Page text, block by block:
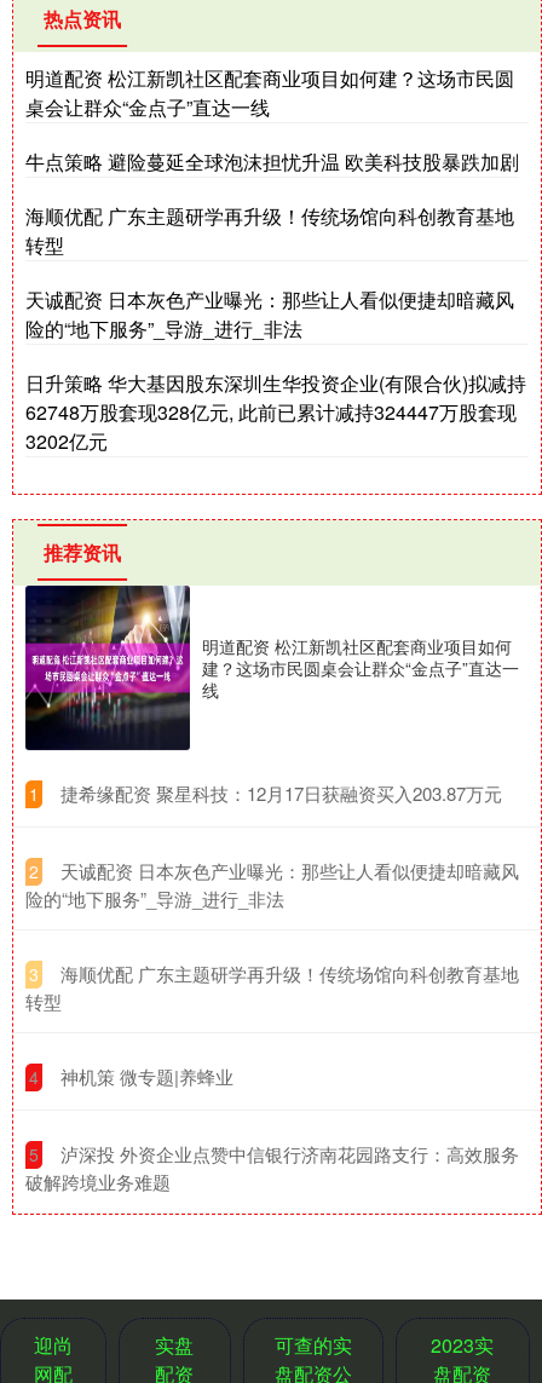
热点资讯
明道配资 松江新凯社区配套商业项目如何建？这场市民圆
桌会让群众“金点子”直达一线
牛点策略 避险蔓延全球泡沫担忧升温 欧美科技股暴跌加剧
海顺优配 广东主题研学再升级！传统场馆向科创教育基地
转型
天诚配资 日本灰色产业曝光：那些让人看似便捷却暗藏风
险的“地下服务”_导游_进行_非法
日升策略 华大基因股东深圳生华投资企业(有限合伙)拟减持
62748万股套现328亿元, 此前已累计减持324447万股套现
3202亿元
推荐资讯
明道配资 松江新凯社区配套商业项目如何
建？这场市民圆桌会让群众“金点子”直达一
线
1 ​捷希缘配资 聚星科技：12月17日获融资买入203.87万元
2
​天诚配资 日本灰色产业曝光：那些让人看似便捷却暗藏风
险的“地下服务”_导游_进行_非法
3
​海顺优配 广东主题研学再升级！传统场馆向科创教育基地
转型
4 ​神机策 微专题|养蜂业
5
​泸深投 外资企业点赞中信银行济南花园路支行：高效服务
破解跨境业务难题
迎尚
网配
实盘
配资
可查的实
盘配资公
2023实
盘配资